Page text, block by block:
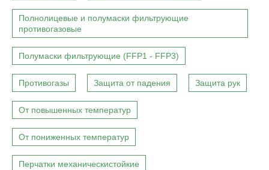
Полнолицевые и полумаски фильтрующие
противогазовые
Полумаски фильтрующие (FFP1 - FFP3)
Противогазы Защита от падения Защита рук
От повышенных температур
От пониженных температур
Перчатки механическистойкие